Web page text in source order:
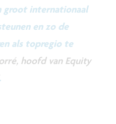
groot internationaal
en zo de
als topregio te
hoofd van Equity